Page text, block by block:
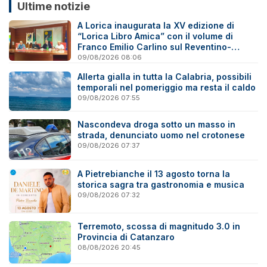
Ultime notizie
A Lorica inaugurata la XV edizione di
“Lorica Libro Amica” con il volume di
Franco Emilio Carlino sul Reventino-
Savuto
09/08/2026 08:06
Allerta gialla in tutta la Calabria, possibili
temporali nel pomeriggio ma resta il caldo
09/08/2026 07:55
Nascondeva droga sotto un masso in
strada, denunciato uomo nel crotonese
09/08/2026 07:37
A Pietrebianche il 13 agosto torna la
storica sagra tra gastronomia e musica
09/08/2026 07:32
Terremoto, scossa di magnitudo 3.0 in
Provincia di Catanzaro
08/08/2026 20:45